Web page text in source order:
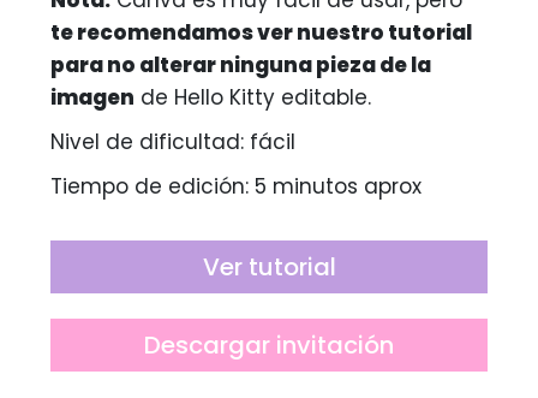
te recomendamos ver nuestro tutorial
para no alterar ninguna pieza de la
imagen de Hello Kitty editable.
Nivel de dificultad: fácil
Tiempo de edición: 5 minutos aprox
Ver tutorial
Descargar invitación